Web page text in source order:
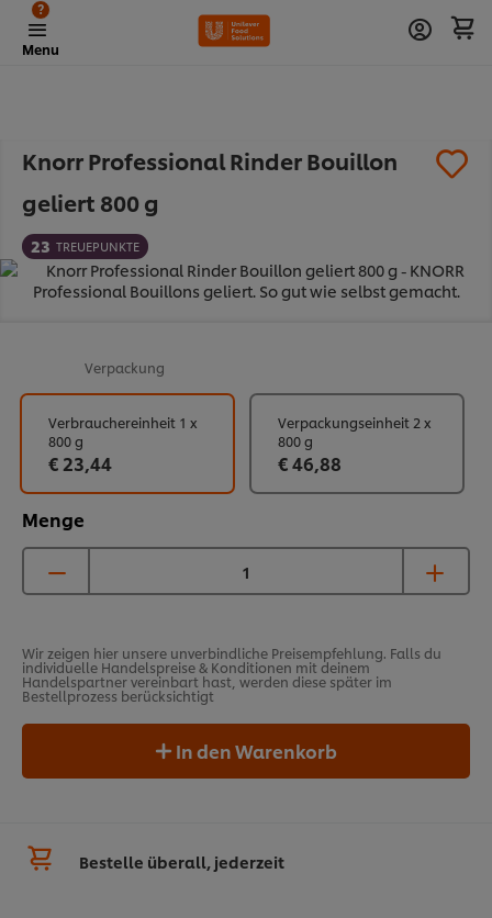
Menu
?
Knorr Professional Rinder Bouillon
geliert 800 g
23 TREUEPUNKTE
Verpackung
Menge
Verbrauchereinheit 1 x
800 g
€ 23,44
Verpackungseinheit 2 x
800 g
€ 46,88
Wir zeigen hier unsere unverbindliche Preisempfehlung. Falls du
individuelle Handelspreise & Konditionen mit deinem
Handelspartner vereinbart hast, werden diese später im
Bestellprozess berücksichtigt
In den Warenkorb
Bestelle überall, jederzeit